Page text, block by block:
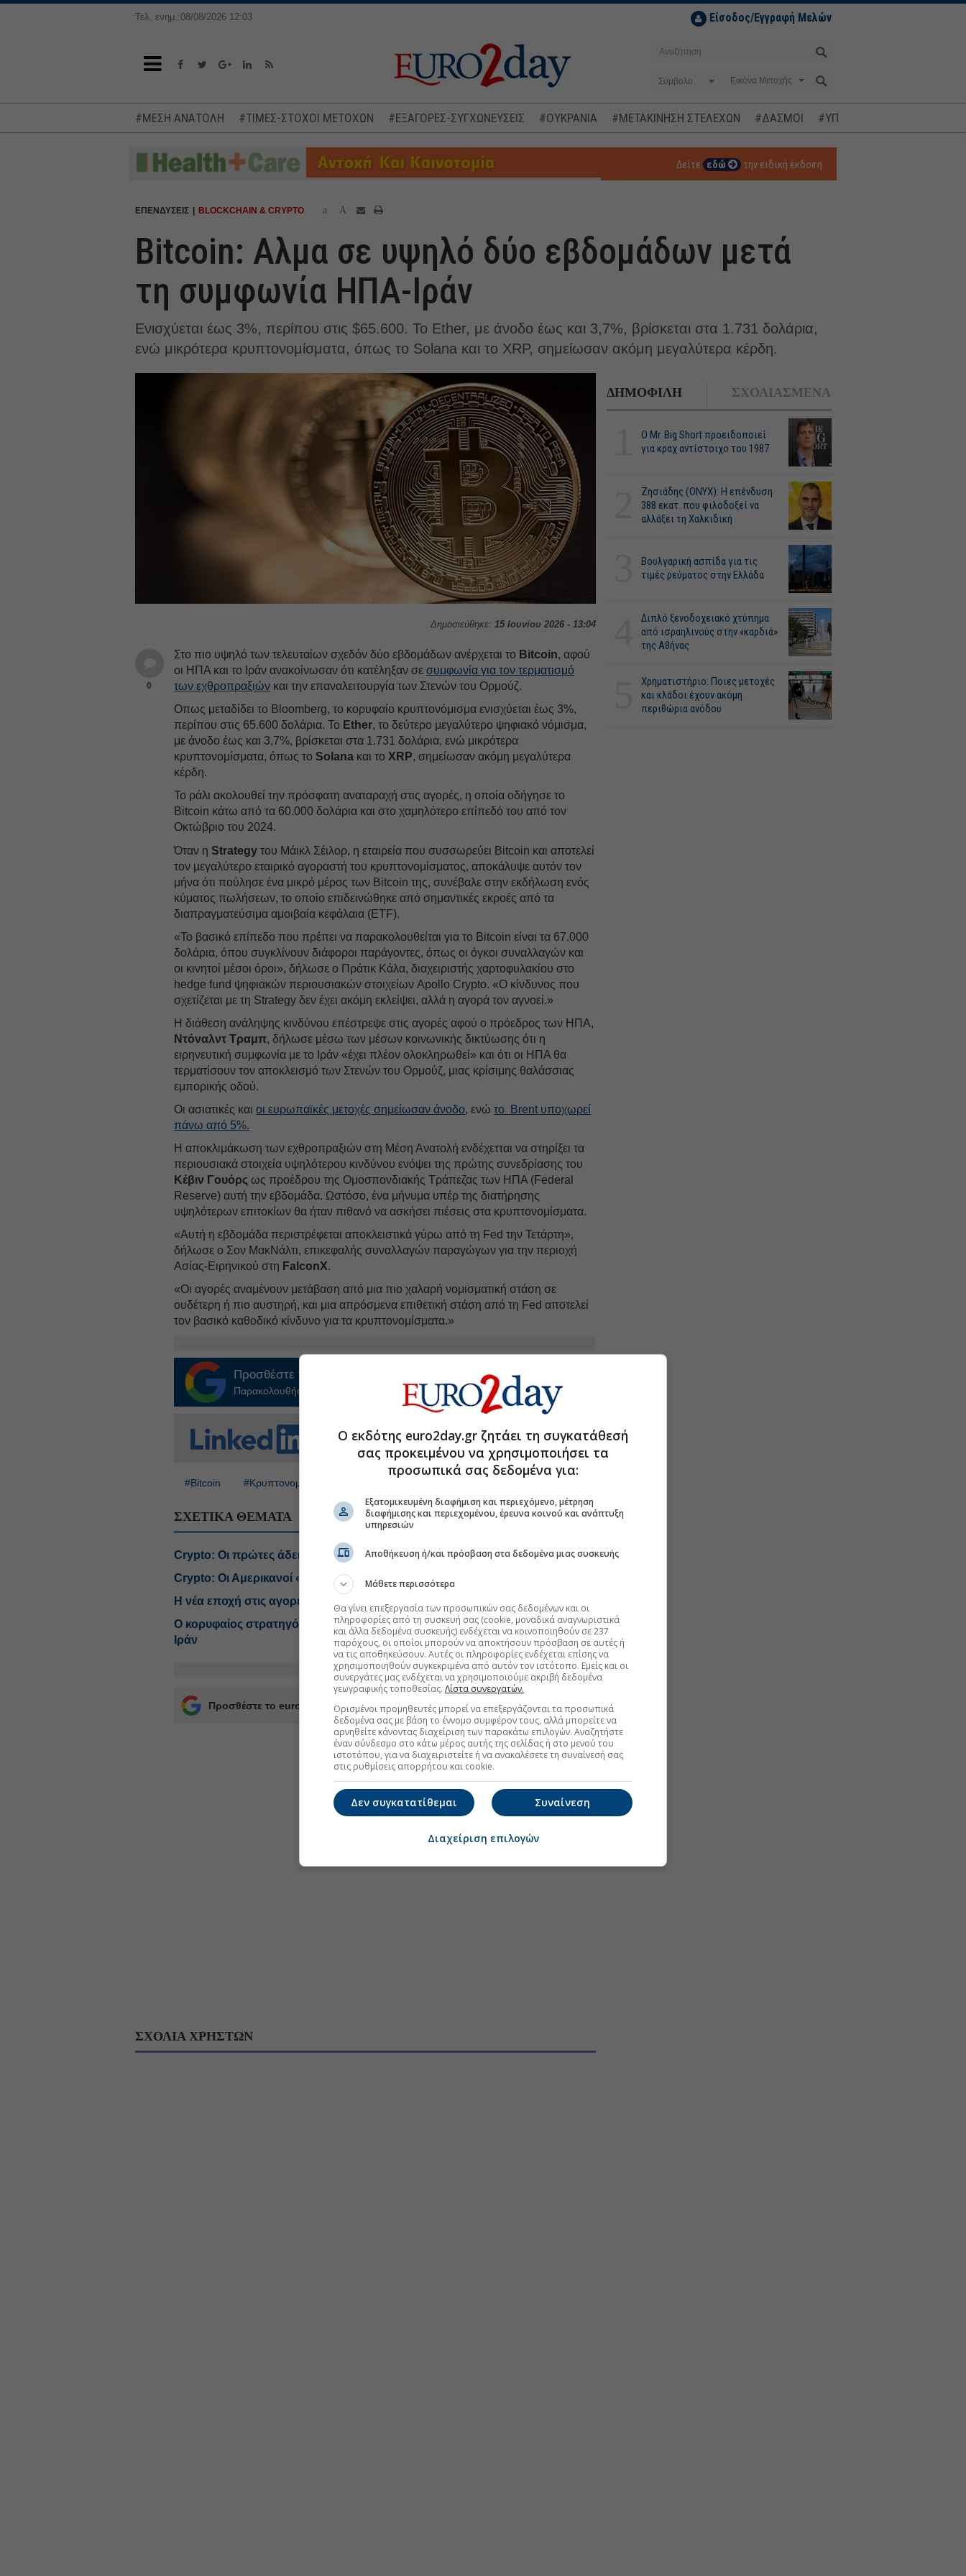
Τελ. ενημ.:08/08/2026 12:03 Είσοδος/Εγγραφή Μελών
Σύμβολο
#ΜΕΣΗ ΑΝΑΤΟΛΗ #ΤΙΜΕΣ-ΣΤΟΧΟΙ ΜΕΤΟΧΩΝ #ΕΞΑΓΟΡΕΣ-ΣΥΓΧΩΝΕΥΣΕΙΣ #ΟΥΚΡΑΝΙΑ #ΜΕΤΑΚΙΝΗΣΗ ΣΤΕΛΕΧΩΝ #ΔΑΣΜΟΙ #ΥΠΟΚΛΟΠΕΣ
Δείτε εδώ την ειδική έκδοση
ΕΠΕΝΔΥΣΕΙΣ BLOCKCHAIN & CRYPTO a A
Bitcoin: Αλμα σε υψηλό δύο εβδομάδων μετά
τη συμφωνία ΗΠΑ-Ιράν
Ενισχύεται έως 3%, περίπου στις $65.600. Το Ether, με άνοδο έως και 3,7%, βρίσκεται στα 1.731 δολάρια,
ενώ μικρότερα κρυπτονομίσματα, όπως το Solana και το XRP, σημείωσαν ακόμη μεγαλύτερα κέρδη.
Δημοσιεύθηκε: 15 Ιουνίου 2026 - 13:04
0
Στο πιο υψηλό των τελευταίων σχεδόν δύο εβδομάδων ανέρχεται το Bitcoin, αφού
οι ΗΠΑ και το Ιράν ανακοίνωσαν ότι κατέληξαν σεσυμφωνία για τον τερματισμό
των εχθροπραξιών και την επαναλειτουργία των Στενών του Ορμούζ.
Oπως μεταδίδει το Bloomberg, το κορυφαίο κρυπτονόμισμα ενισχύεται έως 3%,
περίπου στις 65.600 δολάρια. Το Ether, το δεύτερο μεγαλύτερο ψηφιακό νόμισμα,
με άνοδο έως και 3,7%, βρίσκεται στα 1.731 δολάρια, ενώ μικρότερα
κρυπτονομίσματα, όπως το Solana και το XRP, σημείωσαν ακόμη μεγαλύτερα
κέρδη.
Το ράλι ακολουθεί την πρόσφατη αναταραχή στις αγορές, η οποία οδήγησε το
Bitcoin κάτω από τα 60.000 δολάρια και στο χαμηλότερο επίπεδό του από τον
Οκτώβριο του 2024.
Όταν η Strategy του Μάικλ Σέιλορ, η εταιρεία που συσσωρεύει Bitcoin και αποτελεί
τον μεγαλύτερο εταιρικό αγοραστή του κρυπτονομίσματος, αποκάλυψε αυτόν τον
μήνα ότι πούλησε ένα μικρό μέρος των Bitcoin της, συνέβαλε στην εκδήλωση ενός
κύματος πωλήσεων, το οποίο επιδεινώθηκε από σημαντικές εκροές από τα
διαπραγματεύσιμα αμοιβαία κεφάλαια (ETF).
«Το βασικό επίπεδο που πρέπει να παρακολουθείται για το Bitcoin είναι τα 67.000
δολάρια, όπου συγκλίνουν διάφοροι παράγοντες, όπως οι όγκοι συναλλαγών και
οι κινητοί μέσοι όροι», δήλωσε ο Πράτικ Κάλα, διαχειριστής χαρτοφυλακίου στο
hedge fund ψηφιακών περιουσιακών στοιχείων Apollo Crypto. «Ο κίνδυνος που
σχετίζεται με τη Strategy δεν έχει ακόμη εκλείψει, αλλά η αγορά τον αγνοεί.»
Η διάθεση ανάληψης κινδύνου επέστρεψε στις αγορές αφού ο πρόεδρος των ΗΠΑ,
Ντόναλντ Τραμπ, δήλωσε μέσω των μέσων κοινωνικής δικτύωσης ότι η
ειρηνευτική συμφωνία με το Ιράν «έχει πλέον ολοκληρωθεί» και ότι οι ΗΠΑ θα
τερματίσουν τον αποκλεισμό των Στενών του Ορμούζ, μιας κρίσιμης θαλάσσιας
εμπορικής οδού.
Οι ασιατικές καιοι ευρωπαϊκές μετοχές σημείωσαν άνοδο, ενώτο Brent υποχωρεί
πάνω από 5%.
Η αποκλιμάκωση των εχθροπραξιών στη Μέση Ανατολή ενδέχετται να στηρίξει τα
περιουσιακά στοιχεία υψηλότερου κινδύνου ενόψει της πρώτης συνεδρίασης του
Κέβιν Γουόρς ως προέδρου της Ομοσπονδιακής Τράπεζας των ΗΠΑ (Federal
Reserve) αυτή την εβδομάδα. Ωστόσο, ένα μήνυμα υπέρ της διατήρησης
υψηλότερων επιτοκίων θα ήταν πιθανό να ασκήσει πιέσεις στα κρυπτονομίσματα.
«Αυτή η εβδομάδα περιστρέφεται αποκλειστικά γύρω από τη Fed την Τετάρτη»,
δήλωσε ο Σον ΜακΝάλτι, επικεφαλής συναλλαγών παραγώγων για την περιοχή
Ασίας-Ειρηνικού στη FalconX.
«Οι αγορές αναμένουν μετάβαση από μια πιο χαλαρή νομισματική στάση σε
ουδέτερη ή πιο αυστηρή, και μια απρόσμενα επιθετική στάση από τη Fed αποτελεί
τον βασικό καθοδικό κίνδυνο για τα κρυπτονομίσματα.»
Προσθέστε το Google Discover!
Παρακολουθήστε τις εξελίξεις με την υπογραφη εγκυρότητας του Euro2day.gr
FOLLOW US
Ακολουθήστε τη σελίδα τουEuro2day.grστοLinkedin
#Bitcoin #Κρυπτονομίσματα
ΣΧΕΤΙΚΑ ΘΕΜΑΤΑ
Crypto: Οι πρώτες άδειες MiCA αλλάζουν το τοπίο στην Ελλάδα
Crypto: Οι Αμερικανοί «τζογάρουν» με το πιο επικίνδυνο προϊόν της αγοράς
Η νέα εποχή στις αγορές και τι σημαίνει για τους Ελληνες επενδυτές
Ο κορυφαίος στρατηγός του Τραμπ αναζητά «έξοδο» από τον πόλεμο στο
Ιράν
Προσθέστε το euro2day.gr στο Discover
ΔΗΜΟΦΙΛΗ ΣΧΟΛΙΑΣΜΕΝΑ
O Mr. Big Short προειδοποιεί
για κραχ αντίστοιχο του 1987
Ζησιάδης (ONYX): Η επένδυση
388 εκατ. που φιλοδοξεί να
αλλάξει τη Χαλκιδική
Βουλγαρική ασπίδα για τις
τιμές ρεύματος στην Ελλάδα
Διπλό ξενοδοχειακό χτύπημα
από ισραηλινούς στην «καρδιά»
της Αθήνας
Χρηματιστήριο: Ποιες μετοχές
και κλάδοι έχουν ακόμη
περιθώρια ανόδου
ΣΧΟΛΙΑ ΧΡΗΣΤΩΝ
Ο εκδότης euro2day.gr ζητάει τη συγκατάθεσή
σας προκειμένου να χρησιμοποιήσει τα
προσωπικά σας δεδομένα για:
Εξατομικευμένη διαφήμιση και περιεχόμενο, μέτρηση
διαφήμισης και περιεχομένου, έρευνα κοινού και ανάπτυξη
υπηρεσιών
Αποθήκευση ή/και πρόσβαση στα δεδομένα μιας συσκευής
Μάθετε περισσότερα
Θα γίνει επεξεργασία των προσωπικών σας δεδομένων και οι
πληροφορίες από τη συσκευή σας (cookie, μοναδικά αναγνωριστικά
και άλλα δεδομένα συσκευής) ενδέχεται να κοινοποιηθούν σε 237
παρόχους, οι οποίοι μπορούν να αποκτήσουν πρόσβαση σε αυτές ή
να τις αποθηκεύσουν. Αυτές οι πληροφορίες ενδέχεται επίσης να
χρησιμοποιηθούν συγκεκριμένα από αυτόν τον ιστότοπο. Εμείς και οι
συνεργάτες μας ενδέχεται να χρησιμοποιούμε ακριβή δεδομένα
γεωγραφικής τοποθεσίας. Λίστα συνεργατών.
Ορισμένοι προμηθευτές μπορεί να επεξεργάζονται τα προσωπικά
δεδομένα σας με βάση το έννομο συμφέρον τους, αλλά μπορείτε να
αρνηθείτε κάνοντας διαχείριση των παρακάτω επιλογών. Αναζητήστε
έναν σύνδεσμο στο κάτω μέρος αυτής της σελίδας ή στο μενού του
ιστοτόπου, για να διαχειριστείτε ή να ανακαλέσετε τη συναίνεσή σας
στις ρυθμίσεις απορρήτου και cookie.
Συναίνεση
Δεν συγκατατίθεμαι
Διαχείριση επιλογών